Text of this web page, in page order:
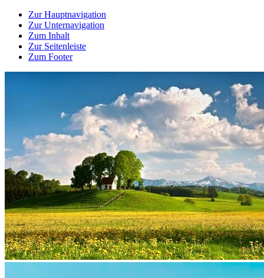
Zur Hauptnavigation
Zur Unternavigation
Zum Inhalt
Zur Seitenleiste
Zum Footer